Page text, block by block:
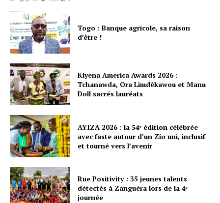
Togo : Banque agricole, sa raison
d’être !
Kiyena America Awards 2026 :
Tchanawda, Ora Limdèkawou et Manu
Doll sacrés lauréats
AYIZA 2026 : la 54ᵉ édition célébrée
avec faste autour d’un Zio uni, inclusif
et tourné vers l’avenir
Rue Positivity : 35 jeunes talents
détectés à Zanguéra lors de la 4ᵉ
journée